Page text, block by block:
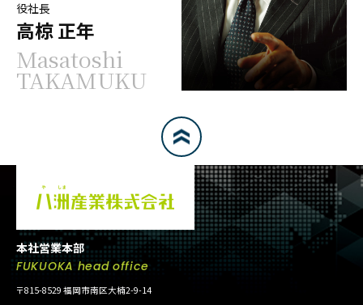
役社長
高椋 正年
Masatoshi
TAKAMUKU
本社営業本部
FUKUOKA head office
〒815-8529 福岡市南区大楠2-9-14